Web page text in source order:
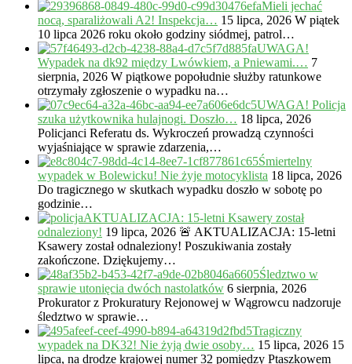
Mieli jechać
nocą, sparaliżowali A2! Inspekcja… 15 lipca, 2026 W piątek
10 lipca 2026 roku około godziny siódmej, patrol…
UWAGA!
Wypadek na dk92 między Lwówkiem, a Pniewami.… 7
sierpnia, 2026 W piątkowe popołudnie służby ratunkowe
otrzymały zgłoszenie o wypadku na…
UWAGA! Policja
szuka użytkownika hulajnogi. Doszło… 18 lipca, 2026
Policjanci Referatu ds. Wykroczeń prowadzą czynności
wyjaśniające w sprawie zdarzenia,…
Śmiertelny
wypadek w Bolewicku! Nie żyje motocyklista 18 lipca, 2026
Do tragicznego w skutkach wypadku doszło w sobotę po
godzinie…
AKTUALIZACJA: 15-letni Ksawery został
odnaleziony! 19 lipca, 2026 🚨 AKTUALIZACJA: 15-letni
Ksawery został odnaleziony! Poszukiwania zostały
zakończone. Dziękujemy…
Śledztwo w
sprawie utonięcia dwóch nastolatków 6 sierpnia, 2026
Prokurator z Prokuratury Rejonowej w Wągrowcu nadzoruje
śledztwo w sprawie…
Tragiczny
wypadek na DK32! Nie żyją dwie osoby… 15 lipca, 2026 15
lipca, na drodze krajowej numer 32 pomiędzy Ptaszkowem